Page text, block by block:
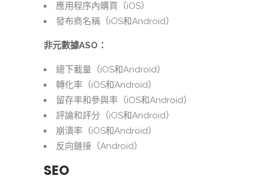
應用程序內購買（iOS）
發布商名稱（iOS和Android）
非元數據ASO：
總下載量（iOS和Android）
轉化率（iOS和Android）
留存率和參與率（iOS和Android）
評論和評分（iOS和Android）
崩潰率（iOS和Android）
反向鏈接（Android）
SEO